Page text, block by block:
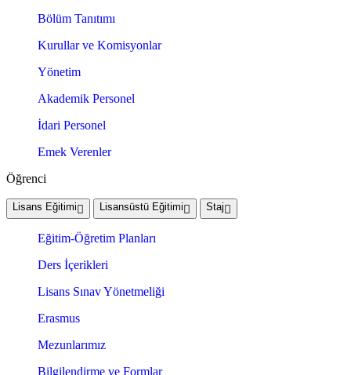
Bölüm Tanıtımı
Kurullar ve Komisyonlar
Yönetim
Akademik Personel
İdari Personel
Emek Verenler
Öğrenci
Lisans Eğitimi Lisansüstü Eğitimi Staj
Eğitim-Öğretim Planları
Ders İçerikleri
Lisans Sınav Yönetmeliği
Erasmus
Mezunlarımız
Bilgilendirme ve Formlar